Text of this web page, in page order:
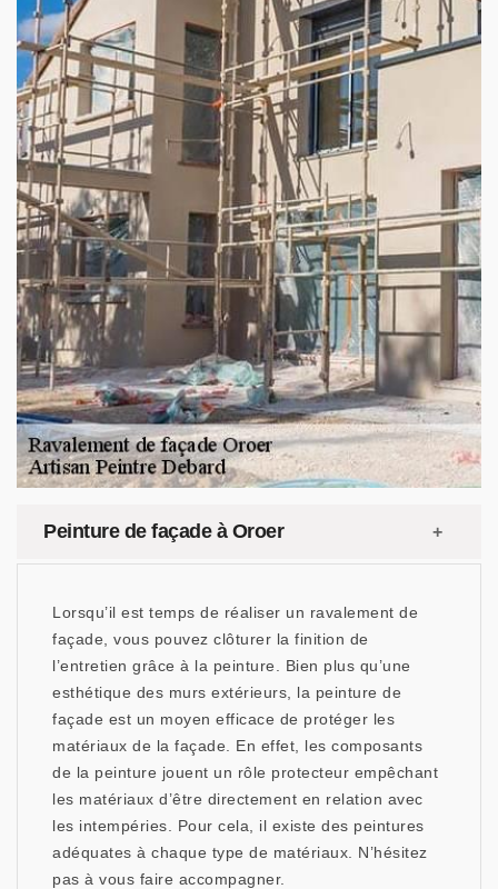
Peinture de façade à Oroer
Lorsqu’il est temps de réaliser un ravalement de
façade, vous pouvez clôturer la finition de
l’entretien grâce à la peinture. Bien plus qu’une
esthétique des murs extérieurs, la peinture de
façade est un moyen efficace de protéger les
matériaux de la façade. En effet, les composants
de la peinture jouent un rôle protecteur empêchant
les matériaux d’être directement en relation avec
les intempéries. Pour cela, il existe des peintures
adéquates à chaque type de matériaux. N’hésitez
pas à vous faire accompagner.